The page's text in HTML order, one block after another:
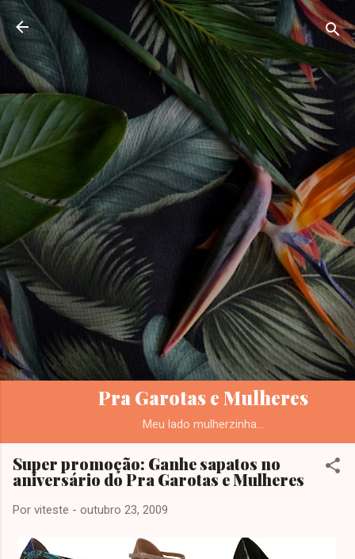
Pular para o conteúdo principal
Pra Garotas e Mulheres
Meu lado mulherzinha...
Super promoção: Ganhe sapatos no
aniversário do Pra Garotas e Mulheres
Por viteste - outubro 23, 2009